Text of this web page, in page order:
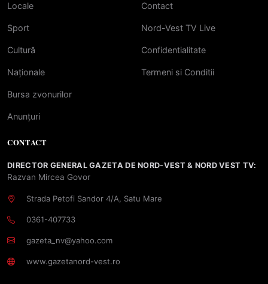
Locale
Sport
Cultură
Naționale
Bursa zvonurilor
Anunțuri
Contact
Nord-Vest TV Live
Confidentialitate
Termeni si Conditii
CONTACT
DIRECTOR GENERAL GAZETA DE NORD-VEST & NORD VEST TV:
Razvan Mircea Govor
Strada Petofi Sandor 4/A, Satu Mare
0361-407733
gazeta_nv@yahoo.com
www.gazetanord-vest.ro